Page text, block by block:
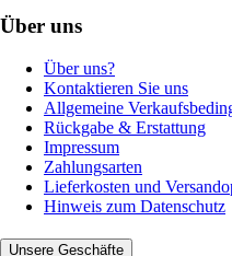
Über uns
Über uns?
Kontaktieren Sie uns
Allgemeine
Rückgabe & Erstattung
Impressum
Zahlungsarten
Lieferkosten und
Hinweis zum Datenschutz
Unsere Geschäfte